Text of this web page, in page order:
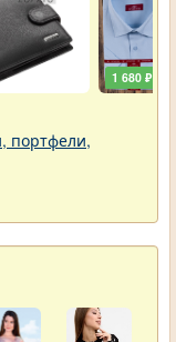
1 680 ₽
портфели,